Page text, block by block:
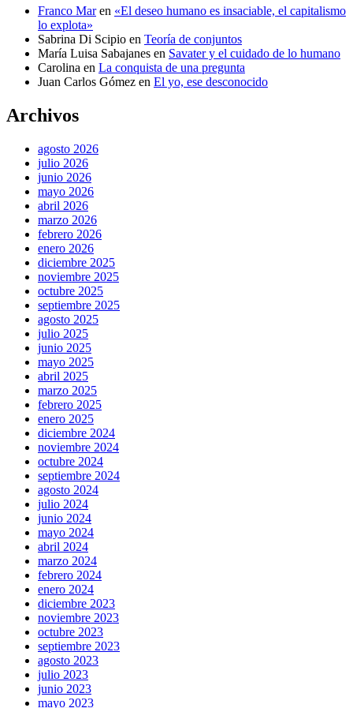
Franco Maren «El deseo humano es insaciable, el capitalismo
lo explota»
Sabrina Di Scipio en Teoría de conjuntos
María Luisa Sabajanes en Savater y el cuidado de lo humano
Carolina en La conquista de una pregunta
Juan Carlos Gómez en El yo, ese desconocido
Archivos
agosto 2026
julio 2026
junio 2026
mayo 2026
abril 2026
marzo 2026
febrero 2026
enero 2026
diciembre 2025
noviembre 2025
octubre 2025
septiembre 2025
agosto 2025
julio 2025
junio 2025
mayo 2025
abril 2025
marzo 2025
febrero 2025
enero 2025
diciembre 2024
noviembre 2024
octubre 2024
septiembre 2024
agosto 2024
julio 2024
junio 2024
mayo 2024
abril 2024
marzo 2024
febrero 2024
enero 2024
diciembre 2023
noviembre 2023
octubre 2023
septiembre 2023
agosto 2023
julio 2023
junio 2023
mayo 2023